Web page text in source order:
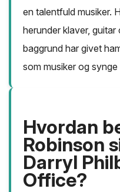
en talentfuld musiker.
herunder klaver, guitar
baggrund har givet
som musiker og
Hvordan
Robinson
Darryl
Office?